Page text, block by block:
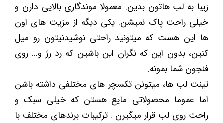
زیبا به لب هاتون بدین. معمولا موندگاری بالایی دارن و
خیلی راحت پاک نمیشن. یکی دیگه از مزیت های اون
ها این هست که میتونید راحتی نوشیدنیتون رو میل
کنین، بدون این که نگران این باشین که رد رژ و... روی
فنجون شما بمونه.
تینت لب ها، میتونن تکسچر های مختلفی داشته باشن
اما عموما محصولاتی مایع هستن که خیلی سبک و
راحت روی لب قرار میگیرن . ترکیبات برندهای مختلف با